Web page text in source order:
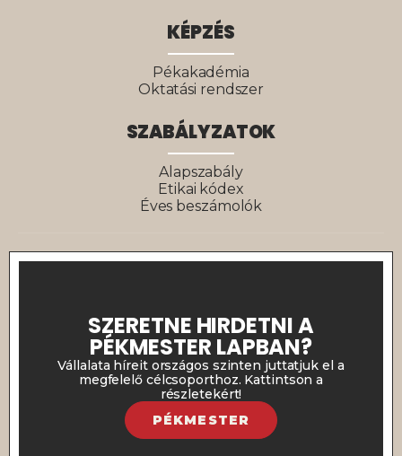
KÉPZÉS
Pékakadémia
Oktatási rendszer
SZABÁLYZATOK
Alapszabály
Etikai kódex
Éves beszámolók
SZERETNE HIRDETNI A
PÉKMESTER LAPBAN?
Vállalata híreit országos szinten juttatjuk el a
megfelelő célcsoporthoz. Kattintson a
részletekért!
PÉKMESTER